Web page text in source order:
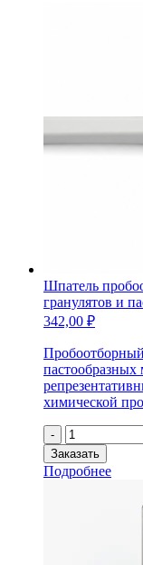
Шпатель
гранулятов и
342,00 ₽
пастообразных
химической
-
Количество
товара
Шпатель
Заказать
Подробнее